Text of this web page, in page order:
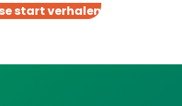
start verhalen